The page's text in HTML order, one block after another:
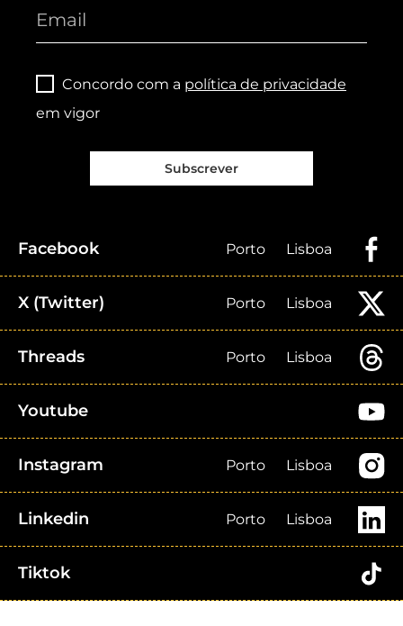
Concordo com a política de privacidade
em vigor
Subscrever
Facebook Porto Lisboa
X (Twitter) Porto Lisboa
Threads Porto Lisboa
Youtube
Instagram Porto Lisboa
Linkedin Porto Lisboa
Tiktok